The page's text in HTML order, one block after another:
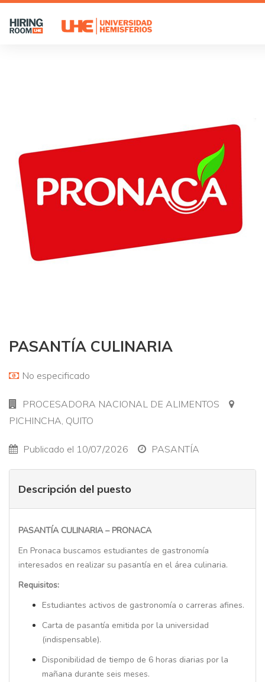
PASANTÍA CULINARIA
No especificado
PROCESADORA NACIONAL DE ALIMENTOS
PICHINCHA, QUITO
Publicado el 10/07/2026 PASANTÍA
Descripción del puesto
PASANTÍA CULINARIA – PRONACA
En Pronaca buscamos estudiantes de gastronomía
interesados en realizar su pasantía en el área culinaria.
Requisitos:
Estudiantes activos de gastronomía o carreras afines.
Carta de pasantía emitida por la universidad
(indispensable).
Disponibilidad de tiempo de 6 horas diarias por la
mañana durante seis meses.